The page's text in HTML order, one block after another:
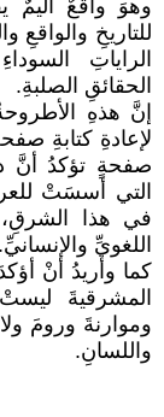
وهوَ واقعٌ
للتاريخِ
الراياتِ
الحقائقِ الصلبةِ.
إنَّ هذهِ
لإعادةِ كتابةِ
صفحةٍ تؤكدُ أنَّ
التي أسسَتْ
في هذا
اللغويِّ والإنسانيِّ.
كما وأريدُ أنْ
المشرقيةَ
وموارنةَ ورومَ
واللسانِ.